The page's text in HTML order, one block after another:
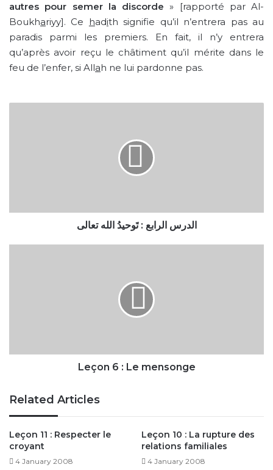
autres pour semer la discorde» [rapporté par Al-
Boukhariyy]. Ce hadith signifie qu’il n’entrera pas au
paradis parmi les premiers. En fait, il n’y entrera
qu’après avoir reçu le châtiment qu’il mérite dans le
feu de l’enfer, si Allah ne lui pardonne pas.
الدرس الرابع : تَوحيدُ الله تعالى
Leçon 6 : Le mensonge
Related Articles
Leçon 11 : Respecter le
croyant
4 January 2008
Leçon 10 : La rupture des
relations familiales
4 January 2008